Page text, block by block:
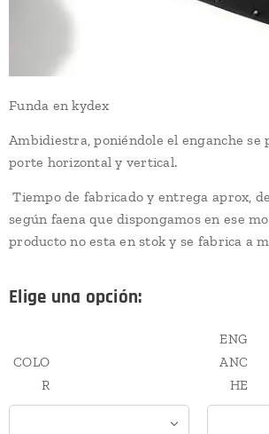
Funda en kydex
Ambidiestra, poniéndole el enganche se
porte horizontal y vertical.
Tiempo de fabricado y entrega aprox,
según faena que dispongamos en ese
producto no esta en stok y se fabrica a
Elige una opción:
COLO
R
ENG
ANC
HE